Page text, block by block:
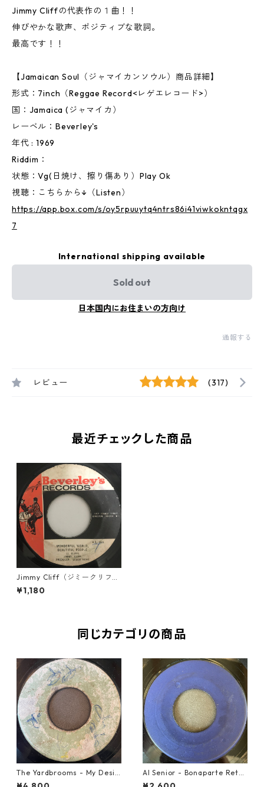
Jimmy Cliffの代表作の１曲！！
伸びやかな歌声、ポジティブな歌詞。
最高です！！
【Jamaican Soul（ジャマイカンソウル）商品詳細】
形式：7inch（Reggae Record<レゲエレコード>）
国：Jamaica (ジャマイカ）
レーベル：Beverley's
年代 : 1969
Riddim：
状態：Vg(日焼け、擦り傷あり）Play Ok
視聴：こちらから↓（Listen）
https://app.box.com/s/oy5rpuuytq4ntrs86i41viwkokntqgx
7
International shipping available
Sold out
日本国内にお住まいの方向け
通報する
レビュー (317)
最近チェックした商品
Jimmy Cliff（ジミークリフ）
- Wonderful World Beautifu
l People【7-10772】
¥1,180
同じカテゴリの商品
The Yardbrooms - My Desir
e【7-21922】
Al Senior - Bonaparte Retre
at【7-21861】